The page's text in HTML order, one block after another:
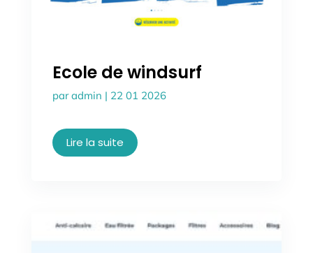
Ecole de windsurf
paradmin | 22 01 2026
Lire la suite